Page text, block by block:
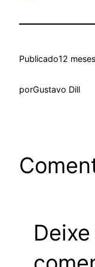
Publicado12
porGustavo Dill